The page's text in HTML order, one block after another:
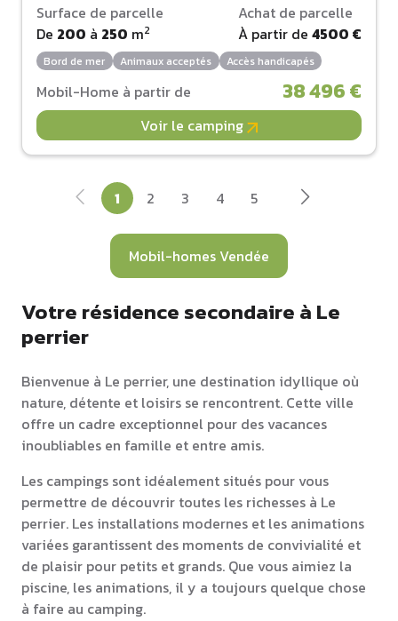
Surface de parcelle
De 200 à 250 m2
Achat de parcelle
À partir de 4500 €
Bord de mer Animaux acceptés Accès handicapés
Mobil-Home à partir de 38 496 €
Voir le camping
1 2 3 4 5
Mobil-homes Vendée
Votre résidence secondaire à Le
perrier
Bienvenue à Le perrier, une destination idyllique où
nature, détente et loisirs se rencontrent. Cette ville
offre un cadre exceptionnel pour des vacances
inoubliables en famille et entre amis.
Les campings sont idéalement situés pour vous
permettre de découvrir toutes les richesses à Le
perrier. Les installations modernes et les animations
variées garantissent des moments de convivialité et
de plaisir pour petits et grands. Que vous aimiez la
piscine, les animations, il y a toujours quelque chose
à faire au camping.